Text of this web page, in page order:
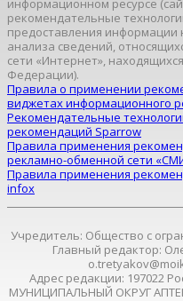
информационном ресурсе
рекомендательные
предоставления информации
анализа сведений,
сети «Интернет»,
Федерации).
Правила о применении
виджетах информационного
Рекомендательные
рекомендаций Sparrow
Правила применения
рекламно-обменной сети
Правила применения
infox
Учредитель: Общество с
Главный редактор:
Адрес редакции: 197022
МУНИЦИПАЛЬНЫЙ ОКРУГ